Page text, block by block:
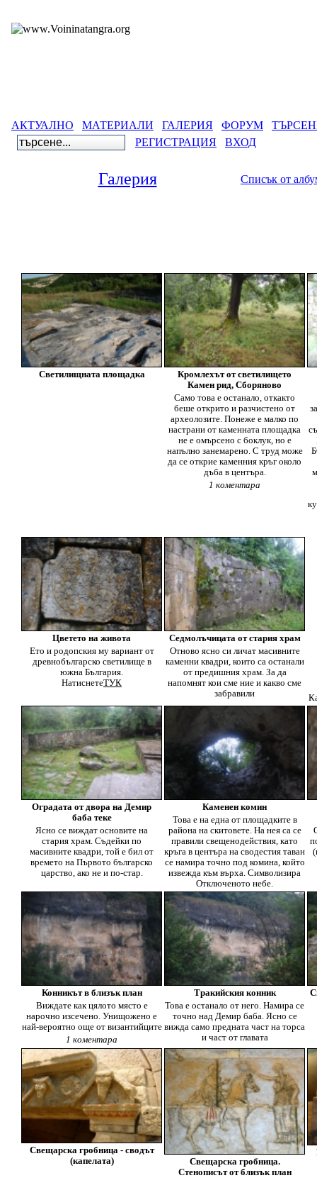
АКТУАЛНО МАТЕРИАЛИ ГАЛЕРИЯ ФОРУМ
РЕГИСТРАЦИЯ
ВХОД
Галерия Списък от
Светилищната площадка
Кромлехът от светилището
Камен рид, Сборяново
Само това е останало, откакто
беше открито и разчистено от
археолозите. Понеже е малко по
настрани от каменната площадка
не е омърсено с боклук, но е
напълно занемарено. С труд може
да се открие каменния кръг около
дъба в центъра.
1 коментара
Цветето на живота
Ето и родопския му вариант от
древнобългарско светилище в
южна България.
НатиснетеТУК
Седмолъчицата от стария храм
Отново ясно си личат масивните
каменни квадри, които са останали
от предишния храм. За да
напомнят кои сме ние и какво сме
забравили
Оградата от двора на Демир
баба теке
Ясно се виждат основите на
стария храм. Съдейки по
масивните квадри, той е бил от
времето на Първото българско
царство, ако не и по-стар.
Каменен комин
Това е на една от площадките в
района на скитовете. На нея са се
правили свещенодействия, като
кръга в центъра на сводестия таван
се намира точно под комина, който
извежда към върха. Символизира
Отключеното небе.
Конникът в близък план
Виждате как цялото място е
нарочнo изсечено. Унищожено е
най-вероятно още от византийците
1 коментара
Тракийския конник
Това е останало от него. Намира се
точно над Демир баба. Ясно се
вижда само предната част на торса
и част от главата
Свещарска гробница - сводът
(капелата)
Свещарска гробница.
Стенописът от близък план